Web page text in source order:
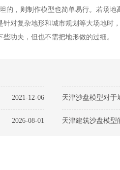
，则制作模型也简单易行。若场地
对复杂地形和城市规划等大场地时
功夫，但也不需把地形做的过细。
2021-12-06 天津沙盘模型对于
2026-08-01 天津建筑沙盘模型